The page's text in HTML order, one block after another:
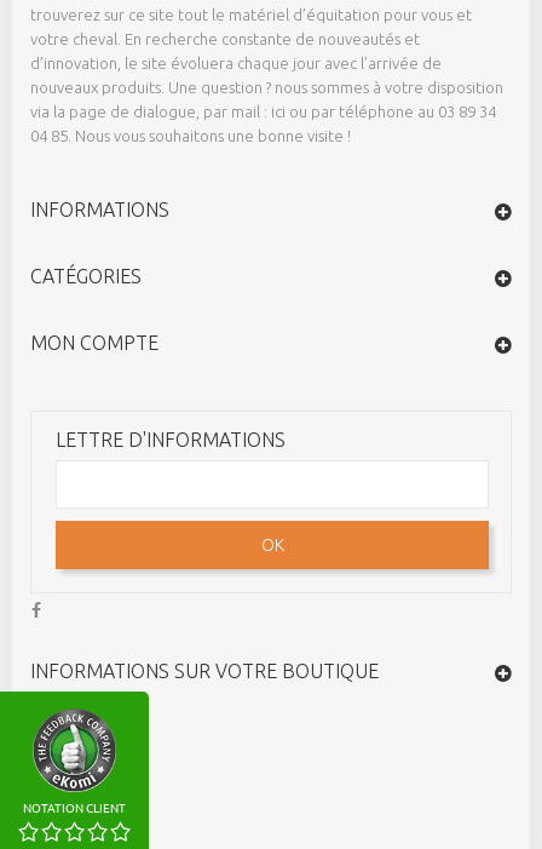
NOTATION CLIENT
trouverez sur ce site tout le matériel d’équitation pour vous et
votre cheval. En recherche constante de nouveautés et
d’innovation, le site évoluera chaque jour avec l’arrivée de
nouveaux produits. Une question ? nous sommes à votre disposition
via la page de dialogue, par mail : ici ou par téléphone au 03 89 34
04 85. Nous vous souhaitons une bonne visite !
INFORMATIONS
CATÉGORIES
MON COMPTE
LETTRE D'INFORMATIONS
OK
INFORMATIONS SUR VOTRE BOUTIQUE